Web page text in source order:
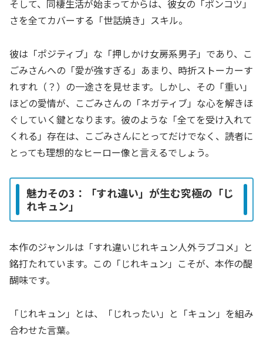
そして、同棲生活が始まってからは、彼女の「ポンコツ」
さを全てカバーする「世話焼き」スキル。
彼は「ポジティブ」な「押しかけ女房系男子」であり、こ
ごみさんへの「愛が強すぎる」あまり、時折ストーカーす
れすれ（？）の一途さを見せます。しかし、その「重い」
ほどの愛情が、こごみさんの「ネガティブ」な心を解きほ
ぐしていく鍵となります。彼のような「全てを受け入れて
くれる」存在は、こごみさんにとってだけでなく、読者に
とっても理想的なヒーロー像と言えるでしょう。
魅力その3：「すれ違い」が生む究極の「じ
れキュン」
本作のジャンルは「すれ違いじれキュン人外ラブコメ」と
銘打たれています。この「じれキュン」こそが、本作の醍
醐味です。
「じれキュン」とは、「じれったい」と「キュン」を組み
合わせた言葉。